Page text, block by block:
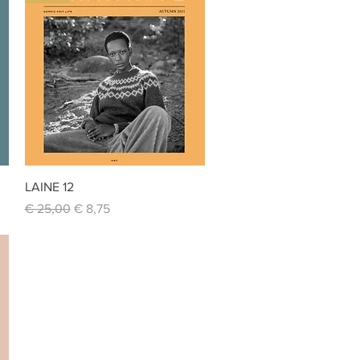
LAINE 12
Standardpreis
€ 25,00 Sale-Preis
€ 8,75